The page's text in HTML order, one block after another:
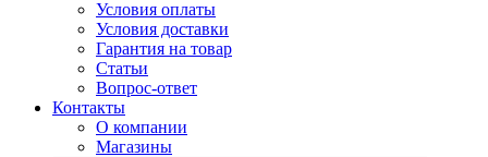
Условия оплаты
Условия доставки
Гарантия на товар
Статьи
Вопрос-ответ
Контакты
О компании
Магазины